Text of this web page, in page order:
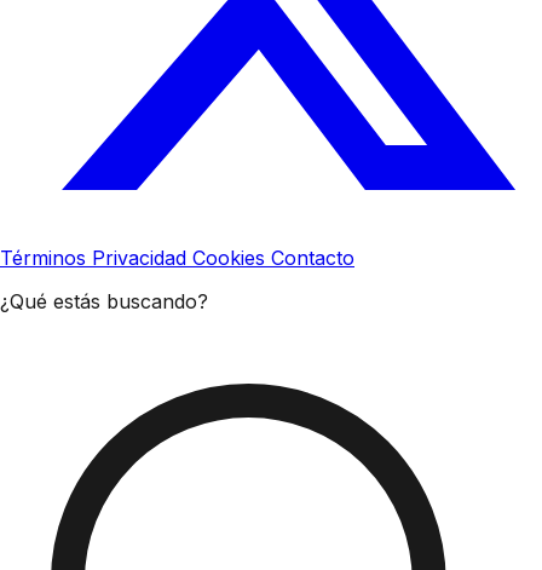
Términos Privacidad Cookies Contacto
¿Qué estás buscando?